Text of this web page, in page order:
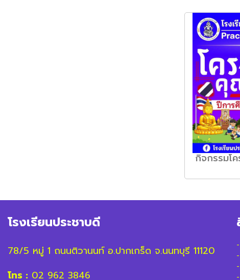
กิจกรรมโ
โรงเรียนประชาบดี
78/5 หมู่ 1 ถนนติวานนท์ อ.ปากเกร็ด จ.นนทบุรี 11120
โทร : 02 962 3846
-
-
-
-